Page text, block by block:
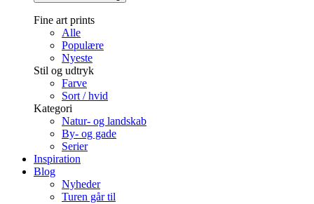
Fine art prints
Alle
Populære
Nyeste
Stil og udtryk
Farve
Sort / hvid
Kategori
Natur- og landskab
By- og gade
Serier
Inspiration
Blog
Nyheder
Turen går til